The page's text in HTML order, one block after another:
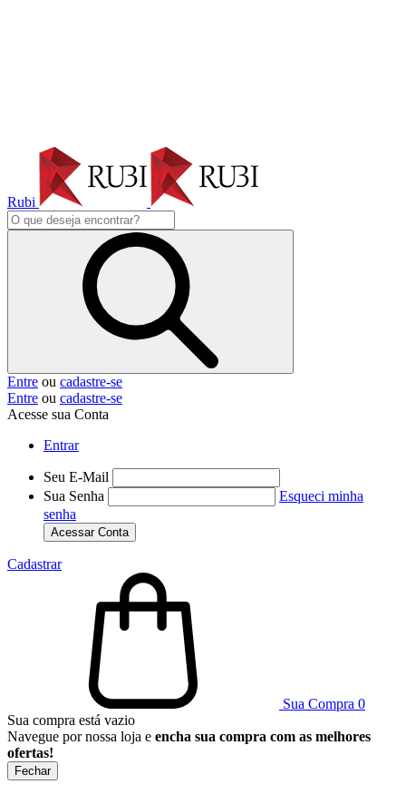
Rubi
Entre ou cadastre-se
Entre ou cadastre-se
Acesse sua Conta
Entrar
Seu E-Mail
Sua Senha
Esqueci minha
senha
Acessar Conta
Cadastrar
Sua Compra 0
Sua compra está vazio
Navegue por nossa loja e encha sua compra com as melhores
ofertas!
Fechar